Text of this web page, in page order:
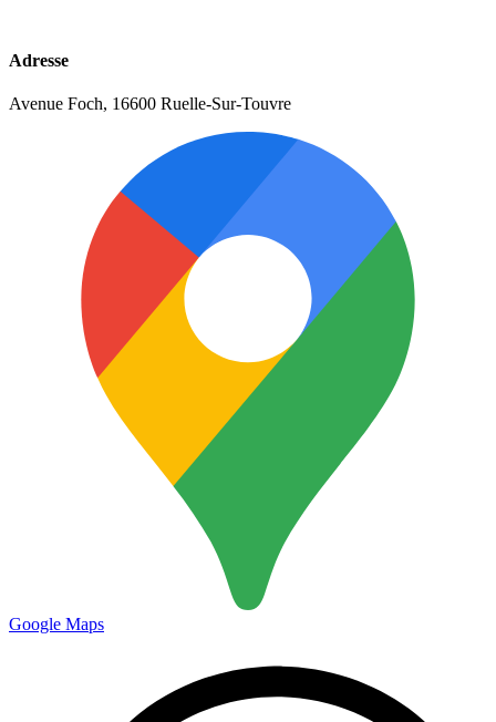
Adresse
Avenue Foch, 16600 Ruelle-Sur-Touvre
Google Maps